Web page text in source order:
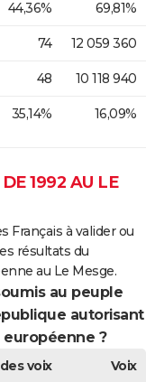
44,36% 69,81%
74 12 059 360
48 10 118 940
35,14% 16,09%
1992 AU LE
Français à valider ou
résultats du
au Le Mesge.
au peuple
autorisant
?
voix
Voix